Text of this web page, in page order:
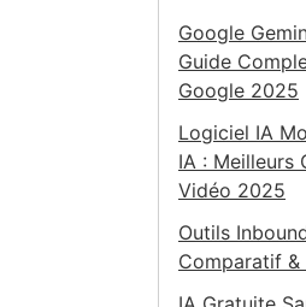
Google
Guide
Google 2025
Logiciel IA
IA : Meilleurs
Vidéo 2025
Outils
Comparatif &